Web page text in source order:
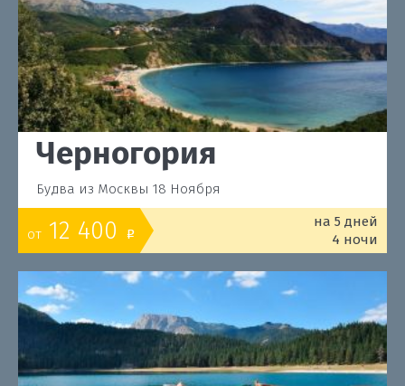
Черногория
Будва из Москвы 18 Ноября
от 12 400 o
на 5 дней
4 ночи